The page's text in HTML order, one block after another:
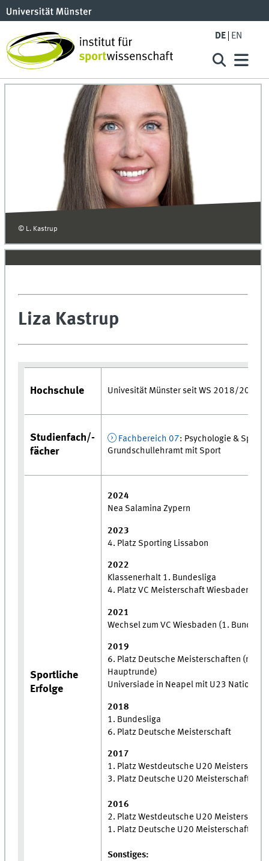
DE EN
© L. Kastrup
Liza Kastrup
Hochschule Univesität Münster seit WS 2018/2019
Studienfach/-
fächer
Fachbereich 07: Psychologie &
Grundschullehramt mit Sport
Sportliche
Erfolge
2024
Nea Salamina Zypern
2023
4. Platz Sporting Lissabon
2022
Klassenerhalt 1. Bundesliga
4. Platz VC Meisterschaft Wiesbaden
2021
Wechsel zum VC Wiesbaden (1.
2019
6. Platz Deutsche Meisterschaften (nach
Hauptrunde)
Universiade in Neapel mit U23
2018
1. Bundesliga
6. Platz Deutsche Meisterschaft
2017
1. Platz Westdeutsche U20
3. Platz Deutsche U20 Meisterschaft mit
2016
2. Platz Westdeutsche U20 Meisterschaft
1. Platz Deutsche U20 Meisterschaft mit
Sonstiges: